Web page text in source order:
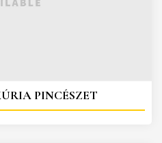
PINCÉSZET